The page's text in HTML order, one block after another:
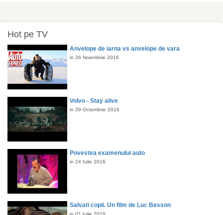
Hot pe TV
Anvelope de iarna vs anvelope de vara
in 26 Noiembrie 2016
Volvo - Stay alive
in 29 Octombrie 2016
Povestea examenului auto
in 24 Iulie 2016
Salvati copii. Un film de Luc Besson
in 01 Iulie 2016